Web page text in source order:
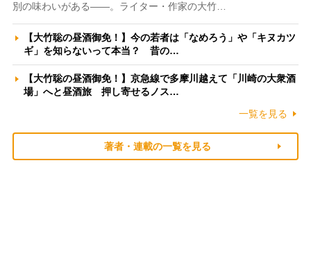
別の味わいがある――。ライター・作家の大竹…
【大竹聡の昼酒御免！】今の若者は「なめろう」や「キヌカツ
ギ」を知らないって本当？ 昔の…
【大竹聡の昼酒御免！】京急線で多摩川越えて「川崎の大衆酒
場」へと昼酒旅 押し寄せるノス…
一覧を見る
著者・連載の一覧を見る